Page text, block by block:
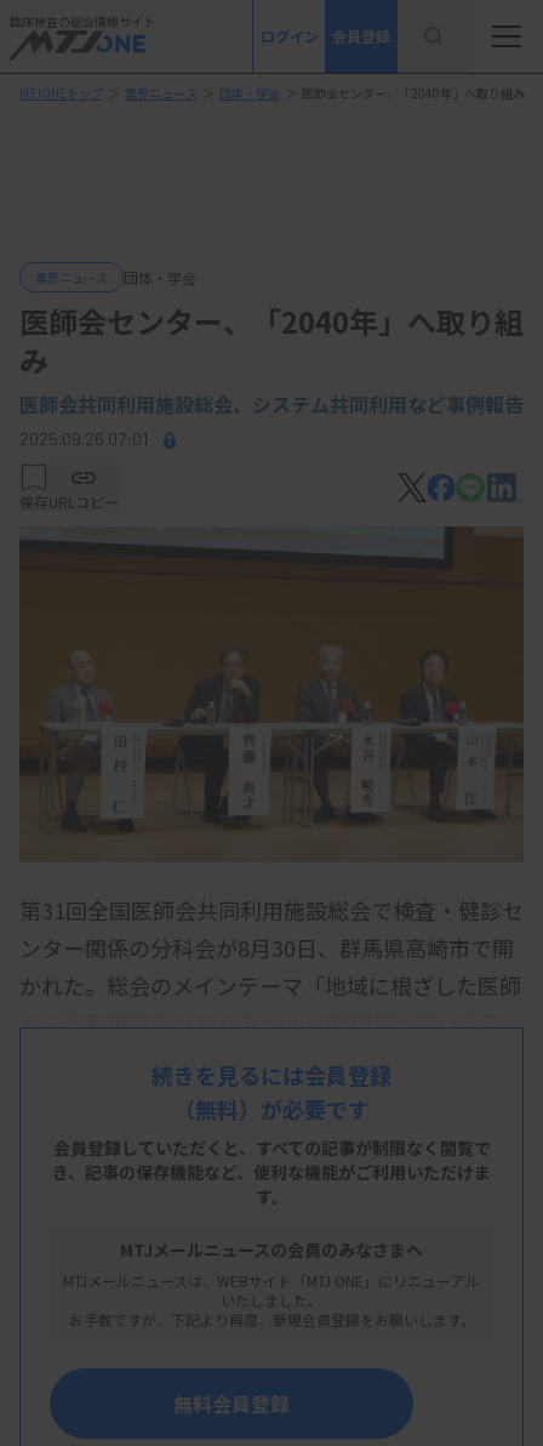
臨床検査の総合情報サイト
ログイン 会員登録
MTJONEトップ ＞ 業界ニュース ＞ 団体・学会 ＞ 医師会センター、「2040年」へ取り組み
業界ニュース 団体・学会
医師会センター、「2040年」へ取り組
み
医師会共同利用施設総会、システム共同利用など事例報告
2025.09.26 07:01
保存URLコピー
第31回全国医師会共同利用施設総会で検査・健診セ
ンター関係の分科会が8月30日、群馬県高崎市で開
かれた。総会のメインテーマ「地域に根ざした医師
会共同利用施設のあり方～2040年問題が及ぼす影
響と対策」を踏まえ、医師会共同利用施設の新たな
取り組みや課題が報告された。
広島市医師会長で広島市医師会臨床検査センター所
長の山本匡氏は、基幹システムが保守会社の撤退に
では同様な課題を持つ近隣医師会と連携して、共同
で利用可能なシステムの開発・導入を検討している
ことを紹介した。
また、民間検査センターとの競合が激化し新規取引
の獲得が困難になる中で、地元の民間検査センター
続きを見るには会員登録
（無料）が必要です
会員登録していただくと、すべての記事が制限なく閲覧で
き、 記事の保存機能など、便利な機能がご利用いただけま
す。
MTJメールニュースの会員のみなさまへ
MTJメールニュースは、WEBサイト「MTJ ONE」にリニューアル
いたしました。
お手数ですが、下記より再度、新規会員登録をお願いします。
無料会員登録